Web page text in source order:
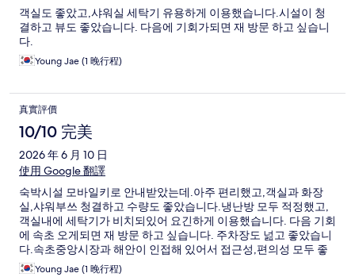
객실도 좋았고,샤워실 세탁기 유용하게 이용했습니다.시설이 청
결하고 뷰도 좋았습니다. 다음에 기회가되면 재 방문 하고 싶습니
다.
Young Jae (1 晚行程)
真實評價
10/10 完美
2026 年 6 月 10 日
使用 Google 翻譯
숙박시설 모바일키로 안내받았는데.아주 편리했고,객실과 화장
실,샤워부쓰 청결하고 수량도 좋았습니다.냉난방 모두 적정했고,
객실내에 세탁기가 비치되있어 요긴하게 이용했습니다. 다음 기회
에 속초 오게되면 재 방문 하고 싶습니다. 주차장도 넖고 좋았습니
다.속초중앙시장과 해안이 인접해 있어서 접근성,편의성 모두 좋
았습니다.
Young Jae (1 晚行程)